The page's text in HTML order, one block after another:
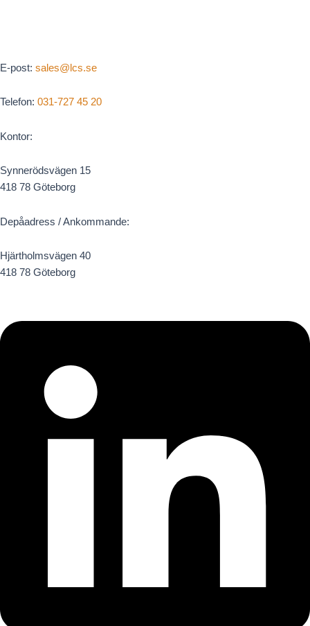
E-post: sales@lcs.se
Telefon: 031-727 45 20
Kontor:
Synnerödsvägen 15
418 78 Göteborg
Depåadress / Ankommande:
Hjärtholmsvägen 40
418 78 Göteborg